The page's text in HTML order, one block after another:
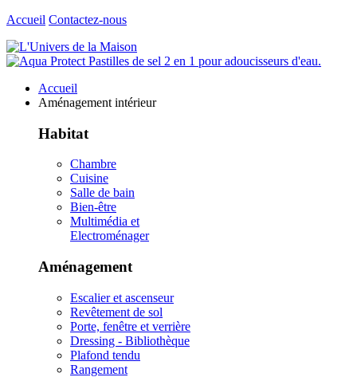
Accueil Contactez-nous
Accueil
Aménagement intérieur
Habitat
Chambre
Cuisine
Salle de bain
Bien-être
Multimédia et
Electroménager
Aménagement
Escalier et ascenseur
Revêtement de sol
Porte, fenêtre et verrière
Dressing - Bibliothèque
Plafond tendu
Rangement